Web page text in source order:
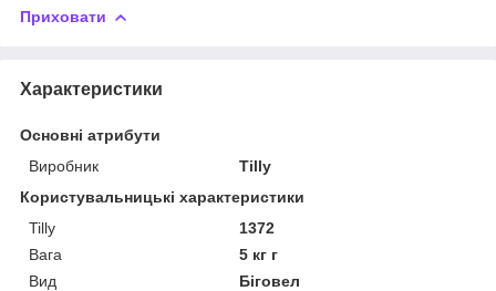
Приховати
Характеристики
Основні атрибути
Виробник
Tilly
Користувальницькі характеристики
Tilly
1372
Вага
5 кг г
Вид
Біговел